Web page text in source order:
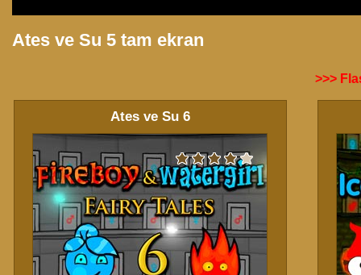
Ates ve Su 5 tam ekran
>>>
Ates ve Su 6